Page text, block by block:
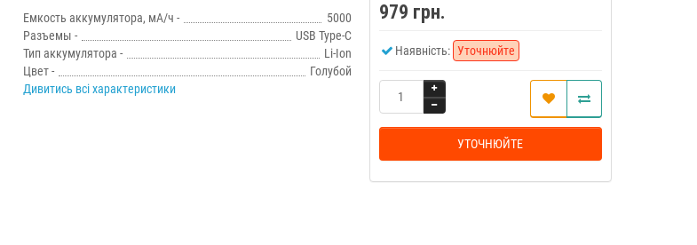
Емкость аккумулятора, мА/ч -
5000
Разъемы -
USB Type-C
Тип аккумулятора -
Li-Ion
Цвет -
Голубой
Дивитись всі характеристики
979 грн.
Наявність: Уточнюйте
УТОЧНЮЙТЕ